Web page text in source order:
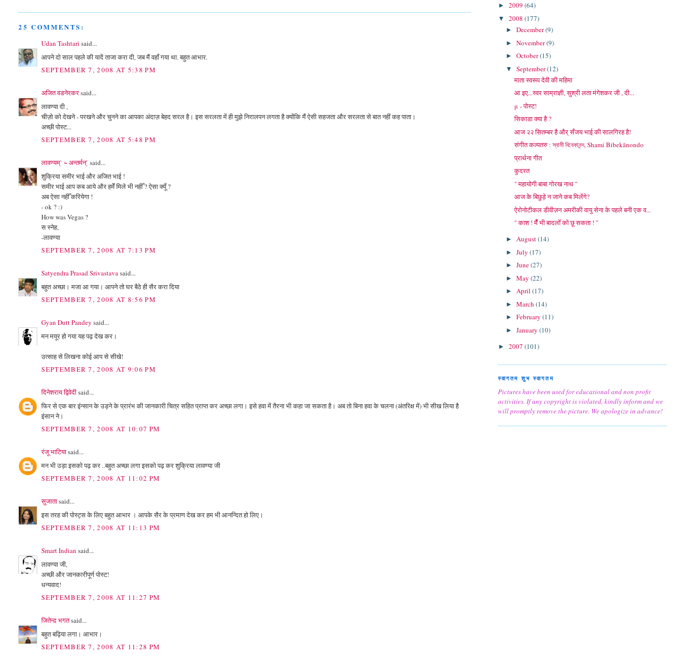
25 COMMENTS:
Udan Tashtari said...
आपने दो साल पहले की यादें ताजा करा दी, जब मैं वहाँ गया था. बहुत आभार.
SEPTEMBER 7, 2008 AT 5:38 PM
अजित वडनेरकरsaid...
लावण्या दी ,
चीज़ो को देखने - परखने और चुनने का आपका अंदाज़ बेहद सरल है। इस सरलता में ही मुझे निरालपन लगता है क्योंकि मैं ऐसी सहजता और सरलता से बात नहीं कह पाता।
अच्छी पोस्ट...
SEPTEMBER 7, 2008 AT 5:48 PM
लावण्यम्` ~ अन्तर्मन्` said...
शुक्रिया समीर भाई और अजित भाई !
समीर भाई आप कब आये और हमेँ मिले भी नहीँ ? ऐसा क्यूँ ?
अब ऐसा नहीँ करियेगा !
- ok ? :)
How was Vegas ?
स स्नेह,
-लावण्या
SEPTEMBER 7, 2008 AT 7:13 PM
Satyendra Prasad Srivastavasaid...
बहुत अच्छा। मजा आ गया। आपने तो घर बैठे ही सैर करा दिया
SEPTEMBER 7, 2008 AT 8:56 PM
Gyan Dutt Pandey said...
मन मयूर हो गया यह पढ़ देख कर।
उत्साह से लिखना कोई आप से सीखे!
SEPTEMBER 7, 2008 AT 9:06 PM
दिनेशराय द्विवेदीsaid...
फिर से एक बार इंन्सान के उड़ने के प्रारंभ की जानकारी चित्र सहित प्राप्त कर अच्छा लगा। इसे हवा में तैरना भी कहा जा सकता है। अब तो बिना हवा के चलना (अंतरिक्ष में) भी सीख लिया है
इंसान ने।
SEPTEMBER 7, 2008 AT 10:07 PM
रंजू भाटियाsaid...
मन भी उड़ा इसको पढ़ कर ..बहुत अच्छा लगा इसको पढ़ कर शुक्रिया लावण्या जी
SEPTEMBER 7, 2008 AT 11:02 PM
सुजाताsaid...
इस तरह की पोस्ट्स के लिए बहुत आभार । आपके सैर के प्रमाण देख कर हम भी आनन्दित हो लिए।
SEPTEMBER 7, 2008 AT 11:13 PM
Smart Indian said...
लावण्या जी,
अच्छी और जानकारीपूर्ण पोस्ट!
धन्यवाद!
SEPTEMBER 7, 2008 AT 11:27 PM
जितेन्द़ भगतsaid...
बहुत बढ़ि‍या लगा। आभार।
SEPTEMBER 7, 2008 AT 11:28 PM
► 2009 (64)
▼ 2008 (177)
►December(9)
►November(9)
►October(15)
▼September(12)
माता स्वरूप देवी की महिमा
आ इए...स्वर साम्राज्ञी, सुश्री लता मंगेशकर जी , दी...
μ - पोस्ट!
सिकाडा क्या है ?
आज २२ सितम्बर है और् सँजय भाई की सालगिरह है!
संगीत कल्पतरु : স্বামী বিবেকানন্দ, Shami Bibekānondo
प्रार्थना गीत
कुदरत
" महायोगी बाबा गोरख नाथ "
आज के बिछुड़े न जाने कब मिलेंगे?
ऐरोनोटीकल डीवीज़न अमरीकी वायु सेना के पहले बनी एक व...
" काश ! मैँ भी बादलोँ को छू सकता ! "
►August(14)
►July(17)
►June(27)
►May(22)
►April(17)
►March(14)
►February(11)
►January(10)
► 2007 (101)
स्वागतम शुभ स्वागतम
Pictures have been used for educational and non profit
activities. If any copyright is violated, kindly inform and we
will promptly remove the picture. We apologize in advance!